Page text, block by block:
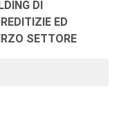
DI
ED
SETTORE